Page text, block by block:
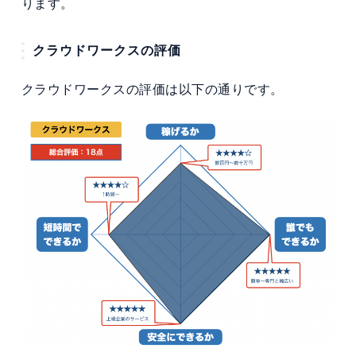
ります。
クラウドワークスの評価
クラウドワークスの評価は以下の通りです。